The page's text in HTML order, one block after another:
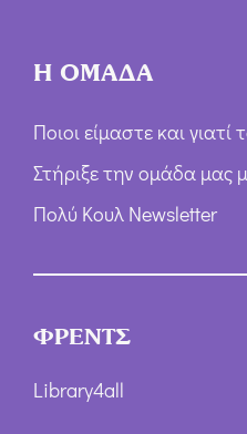
Η ΟΜΑΔΑ
Ποιοι είμαστε και
Στήριξε την ομάδα μας
Πολύ Κουλ Newsletter
ΦΡΕΝΤΣ
Library4all